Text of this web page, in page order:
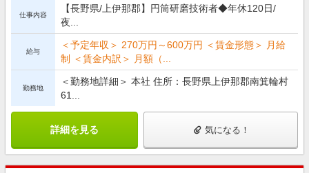
仕事内容
【長野県/上伊那郡】円筒研磨技術者◆年休120日/
夜...
給与
＜予定年収＞ 270万円～600万円 ＜賃金形態＞ 月給
制 ＜賃金内訳＞ 月額（...
勤務地
＜勤務地詳細＞ 本社 住所：長野県上伊那郡南箕輪村
61...
詳細を見る 気になる！